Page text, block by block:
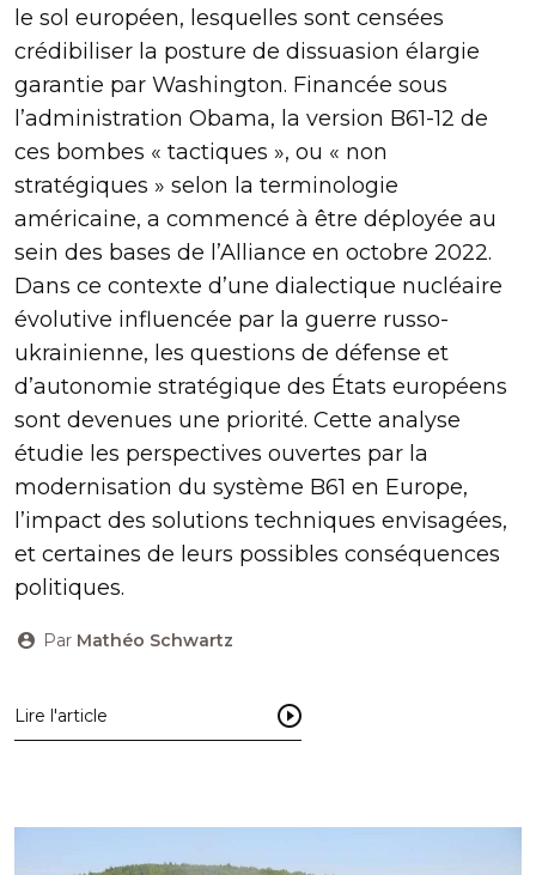
le sol européen, lesquelles sont censées
crédibiliser la posture de dissuasion élargie
garantie par Washington. Financée sous
l’administration Obama, la version B61-12 de
ces bombes « tactiques », ou « non
stratégiques » selon la terminologie
américaine, a commencé à être déployée au
sein des bases de l’Alliance en octobre 2022.
Dans ce contexte d’une dialectique nucléaire
évolutive influencée par la guerre russo-
ukrainienne, les questions de défense et
d’autonomie stratégique des États européens
sont devenues une priorité. Cette analyse
étudie les perspectives ouvertes par la
modernisation du système B61 en Europe,
l’impact des solutions techniques envisagées,
et certaines de leurs possibles conséquences
politiques.
Par Mathéo Schwartz
Lire l'article